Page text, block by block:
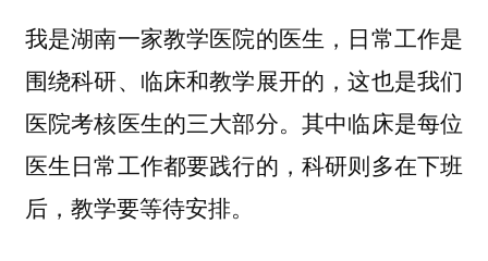
我是湖南一家教学医院的医生，日常工作是
围绕科研、临床和教学展开的，这也是我们
医院考核医生的三大部分。其中临床是每位
医生日常工作都要践行的，科研则多在下班
后，教学要等待安排。